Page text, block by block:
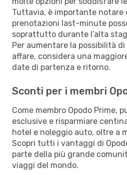
Tuttavia, è importante notare
prenotazioni last-minute
soprattutto durante l’alta
Per aumentare la possibilità
affare, considera una
date di partenza e ritorno.
Sconti per i membri
Come membro Opodo Prime,
esclusive e risparmiare
hotel e noleggio auto, oltre a
Scopri tutti i vantaggi di
parte della più grande
viaggi del mondo.